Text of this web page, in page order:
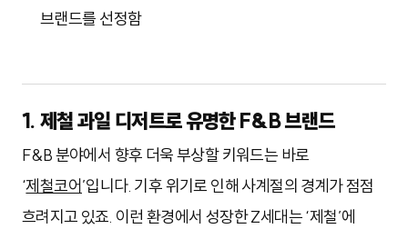
브랜드를 선정함
1. 제철 과일 디저트로 유명한 F&B 브랜드
F&B 분야에서 향후 더욱 부상할 키워드는 바로
‘제철코어’입니다. 기후 위기로 인해 사계절의 경계가 점점
흐려지고 있죠. 이런 환경에서 성장한 Z세대는 ‘제철’에